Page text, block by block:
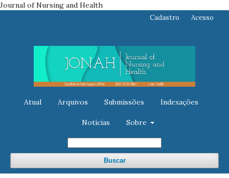
Journal of Nursing and Health
Atual Arquivos Submissões Indexações
Notícias Sobre
Buscar
Cadastro Acesso